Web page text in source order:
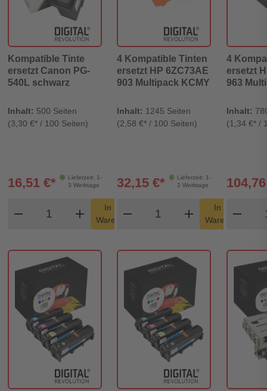
Kompatible Tinte
ersetzt Canon PG-
540L schwarz
Inhalt: 500 Seiten
(3,30 €* / 100 Seiten)
Lieferzeit: 1-
3 Werktage
16,51 €*
remove
Produkt Warenkorb Menge
add
In den
Warenkorb
4 Kompatible Tinten
ersetzt HP 6ZC73AE
903 Multipack KCMY
Inhalt: 1245 Seiten
(2,58 €* / 100 Seiten)
Lieferzeit: 1-
2 Werktage
32,15 €*
remove
Produkt Warenkorb
add
In den
Warenkorb
4
ersetzt
963
Inhalt:
(1,34 €* /
remove